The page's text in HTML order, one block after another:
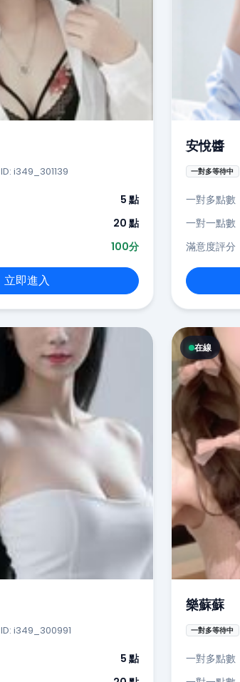
ID: i349_301139
5 點
20 點
100分
立即進入
安悅醬
一對多等待中
一對多點數
一對一點數
滿意度評分
ID: i349_300991
5 點
在線
樂蘇蘇
一對多等待中
一對多點數